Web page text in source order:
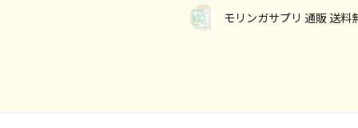
モリンガサプリ 通販 送料